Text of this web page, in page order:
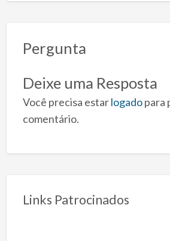
Pergunta
Deixe uma Resposta
Você precisa estarlogadopara
comentário.
Links Patrocinados